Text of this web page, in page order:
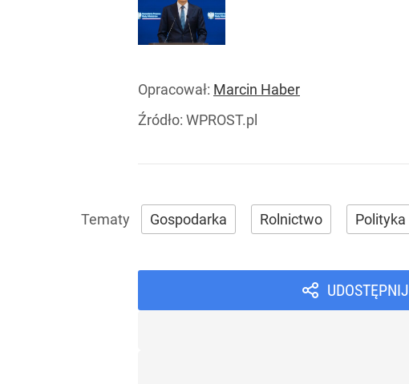
Opracował: Marcin Haber
Źródło: WPROST.pl
Gospodarka Rolnictwo Polityka
UDOSTĘPNIJ